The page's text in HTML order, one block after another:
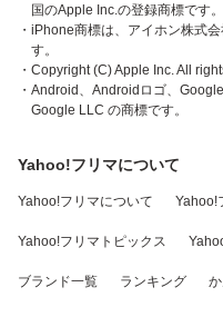
国のApple Inc.の登録商標です。
・iPhone商標は、アイホン株式
す。
・Copyright (C) Apple Inc. All
・Android、Androidロゴ、
Google LLC の商標です。
Yahoo!フリマについて
Yahoo!フリマについて Yahoo!
Yahoo!フリマトピックス
ブランド一覧 ランキング